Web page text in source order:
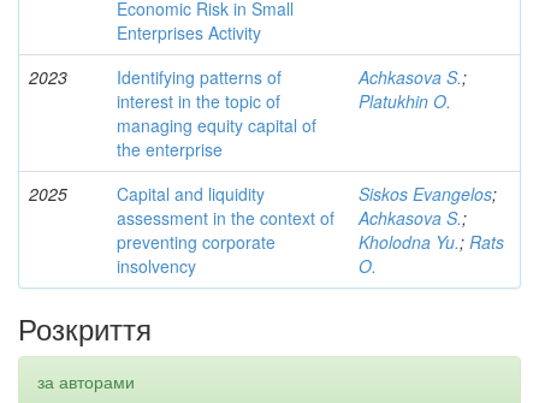
Economic Risk in Small
Enterprises Activity
2023
Identifying patterns of
interest in the topic of
managing equity capital of
the enterprise
Achkasova S.;
Platukhin O.
2025
Capital and liquidity
assessment in the context of
preventing corporate
insolvency
Siskos Evangelos;
Achkasova S.;
Kholodna Yu.; Rats
O.
Розкриття
за авторами